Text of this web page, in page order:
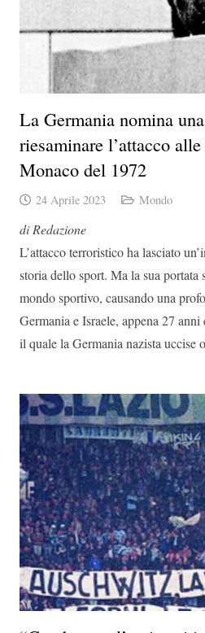
La Germania nomina
riesaminare l’attacco
Monaco del 1972
24 Aprile 2023 Mondo
di Redazione
L’attacco terroristico ha lasciato
storia dello sport. Ma la sua portata
mondo sportivo, causando una
Germania e Israele, appena 27
il quale la Germania nazista uccise